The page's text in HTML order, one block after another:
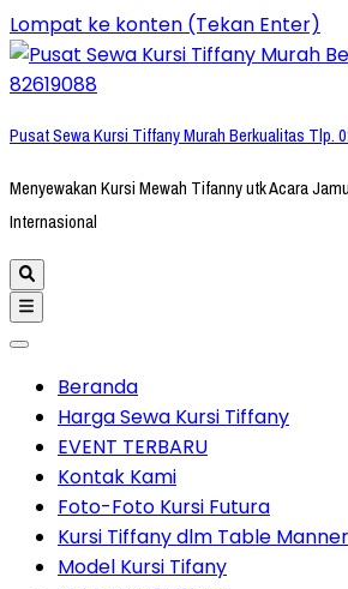
Lompat ke konten (Tekan Enter)
Pusat Sewa Kursi Tiffany Murah Berkualitas Tlp.
Menyewakan Kursi Mewah Tifanny utk Acara
Internasional
Beranda
Harga Sewa Kursi Tiffany
EVENT TERBARU
Kontak Kami
Foto-Foto Kursi Futura
Kursi Tiffany dlm Table Manner
Model Kursi Tifany